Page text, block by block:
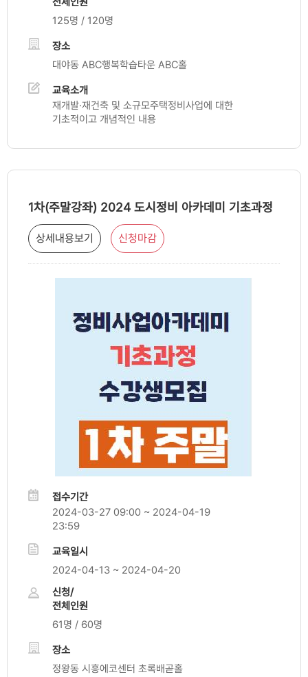
125명 / 120명
장소
대야동 ABC행복학습타운 ABC홀
교육소개
재개발·재건축 및 소규모주택정비사업에 대한
기초적이고 개념적인 내용
1차(주말강좌) 2024 도시정비 아카데미 기초과정
상세내용보기 신청마감
접수기간
2024-03-27 09:00 ~ 2024-04-19
23:59
교육일시
2024-04-13 ~ 2024-04-20
신청/
전체인원
61명 / 60명
장소
정왕동 시흥에코센터 초록배곧홀